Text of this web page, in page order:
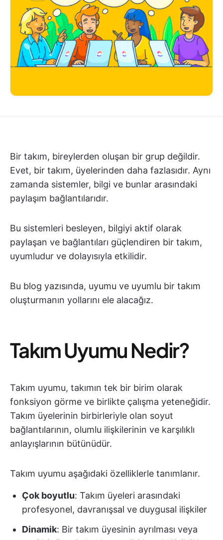
Bir takım, bireylerden oluşan bir grup değildir.
Evet, bir takım, üyelerinden daha fazlasıdır. Aynı
zamanda sistemler, bilgi ve bunlar arasındaki
paylaşım bağlantılarıdır.
Bu sistemleri besleyen, bilgiyi aktif olarak
paylaşan ve bağlantıları güçlendiren bir takım,
uyumludur ve dolayısıyla etkilidir.
Bu blog yazısında, uyumu ve uyumlu bir takım
oluşturmanın yollarını ele alacağız.
Takım Uyumu Nedir?
Takım uyumu, takımın tek bir birim olarak
fonksiyon görme ve birlikte çalışma yeteneğidir.
Takım üyelerinin birbirleriyle olan soyut
bağlantılarının, olumlu ilişkilerinin ve karşılıklı
anlayışlarının bütünüdür.
Takım uyumu aşağıdaki özelliklerle tanımlanır.
Çok boyutlu: Takım üyeleri arasındaki
profesyonel, davranışsal ve duygusal ilişkiler
Dinamik: Bir takım üyesinin ayrılması veya